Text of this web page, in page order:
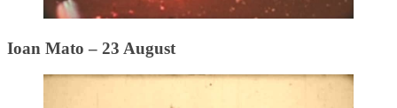
Ioan Mato – 23 August